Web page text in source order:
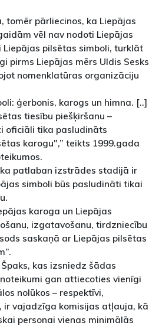
tomēr pārliecinos, ka Liepājas
vēl nav nodoti Liepājas
pilsētas simboli, turklāt
pirms Liepājas mērs Uldis Sesks
nomenklatūras organizāciju
ģerbonis, karogs un himna. [..]
tiesību piešķiršanu –
oficiāli tika pasludināts
karogu",” teikts 1999.gada
patlaban izstrādes stadijā ir
simboli būs pasludināti tikai
karoga un Liepājas
izgatavošanu, tirdzniecību
saskaņā ar Liepājas pilsētas
kas izsniedz šādas
gan attiecoties vienīgi
nolūkos – respektīvi,
vajadzīga komisijas atļauja, kā
personai vienas minimālās